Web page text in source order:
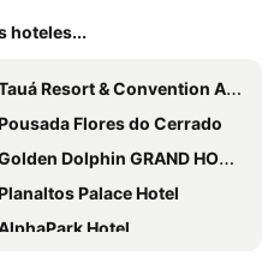
hoteles...
Resort & Convention Alexânia
Flores do Cerrado
Dolphin GRAND HOTEL - Apartamento COM VISTA
Palace Hotel
AlphaPark Hotel